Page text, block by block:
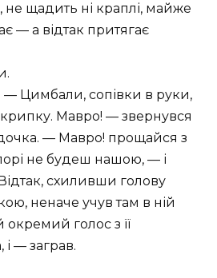
не щадить ні краплі, майже
— а відтак притягає
Цимбали, сопівки в руки,
Мавро! — звернувся
— Мавро! прощайся з
не будеш нашою, — і
схиливши голову
неначе учув там в ній
голос з її
і — заграв.